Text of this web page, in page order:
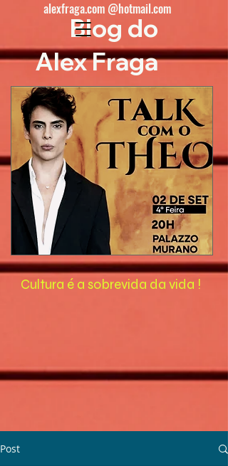
Cultura é a sobrevida da vida !
Blog do
Alex Fraga
alexfraga.com @hotmail.com
Post